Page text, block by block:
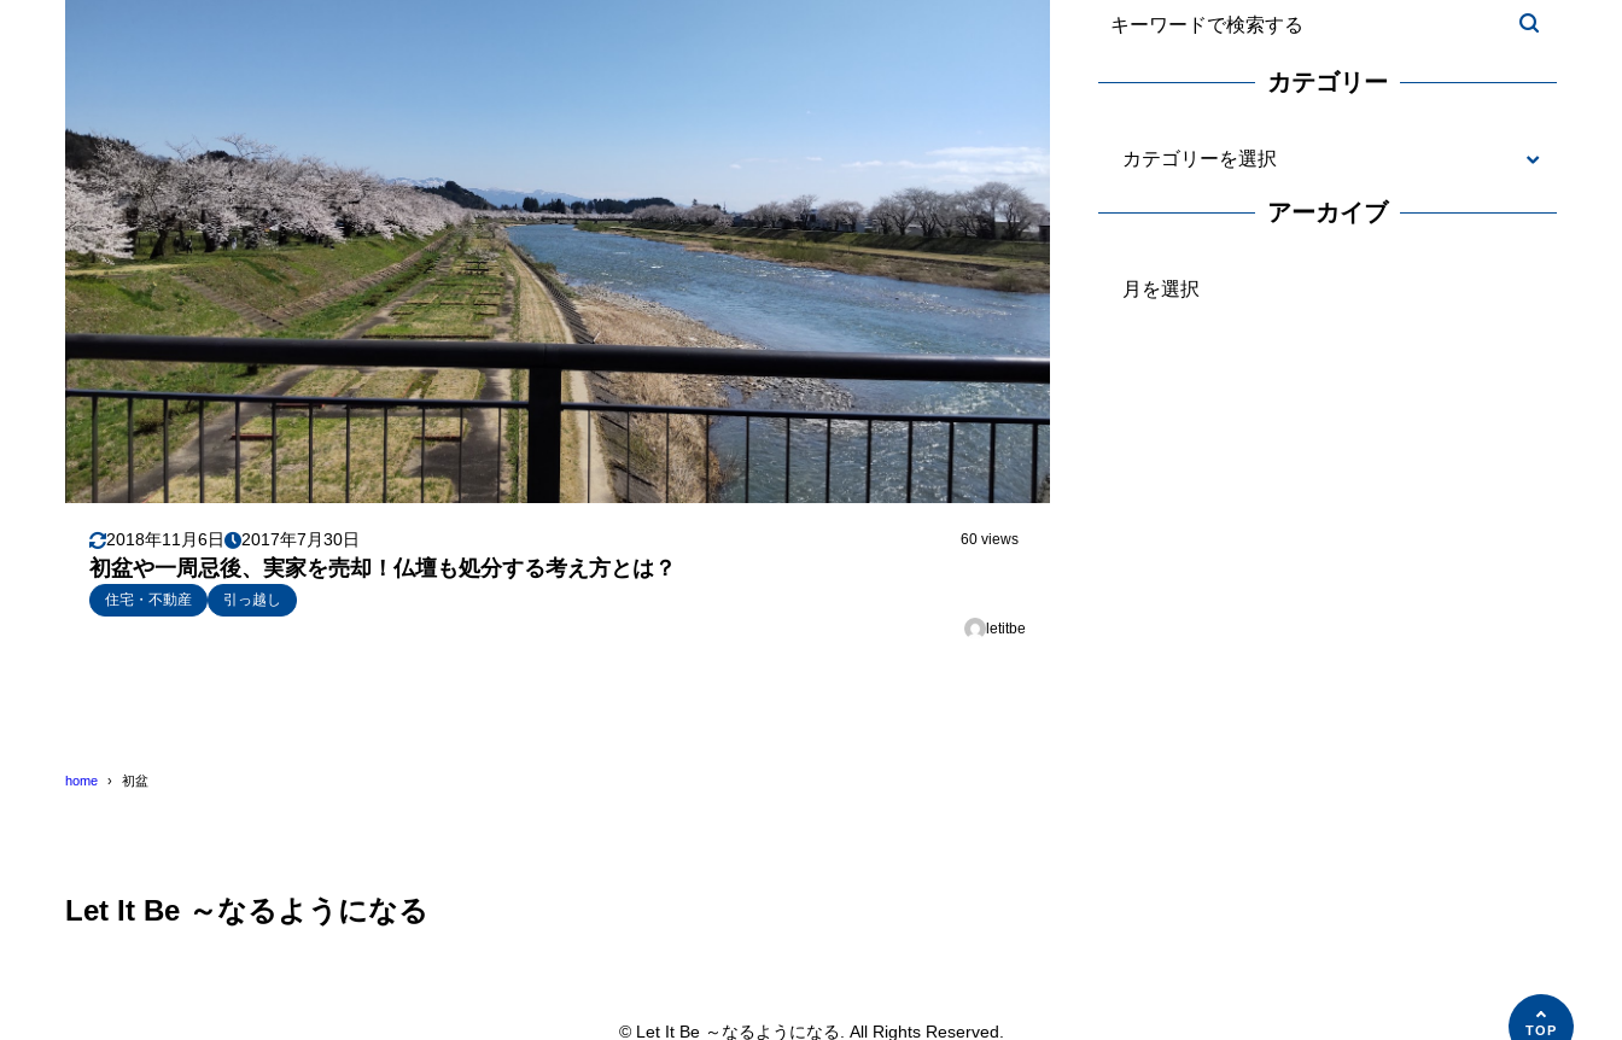
2018年11月6日 2017年7月30日 60 views
初盆や一周忌後、実家を売却！仏壇も処分する考え方とは？
住宅・不動産
引っ越し
letitbe
カテゴリー
テ
アーカイブ
home 初盆
Let It Be ～なるようになる
© Let It Be ～なるようになる. All Rights Reserved.